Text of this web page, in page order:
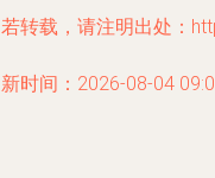
转载，请注明出处：
时间：2026-08-04